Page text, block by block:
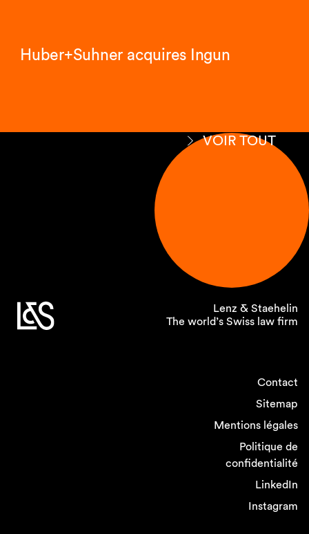
Huber+Suhner acquires Ingun
VOIR TOUT
Lenz & Staehelin
The world’s Swiss law firm
Contact
Sitemap
Mentions légales
Politique de
confidentialité
LinkedIn
Instagram